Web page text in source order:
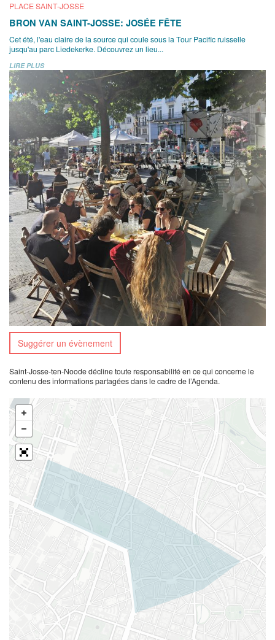
PLACE SAINT-JOSSE
BRON VAN SAINT-JOSSE: JOSÉE FÊTE
Cet été, l'eau claire de la source qui coule sous la Tour Pacific ruisselle
jusqu'au parc Liedekerke. Découvrez un lieu...
LIRE PLUS
Suggérer un évènement
Saint-Josse-ten-Noode décline toute responsabilité en ce qui concerne le
contenu des informations partagées dans le cadre de l’Agenda.